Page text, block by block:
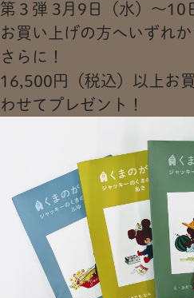
第３弾 3月9日（水）～
お買い上げの方へいずれ
さらに！
16,500円（税込）以上お
わせてプレゼント！